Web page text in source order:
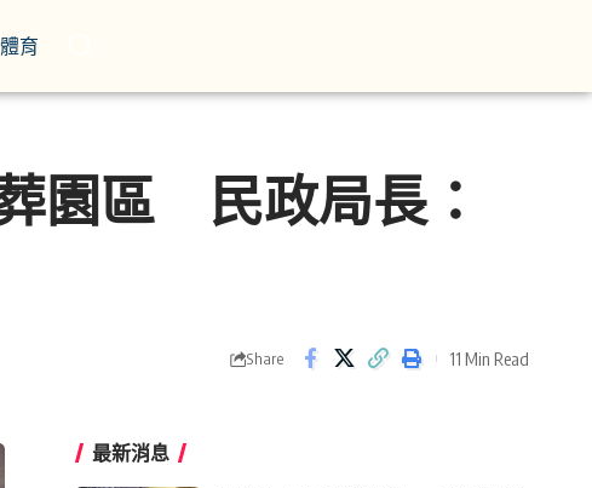
體育
園區 民政局長：
Share 11 Min Read
最新消息